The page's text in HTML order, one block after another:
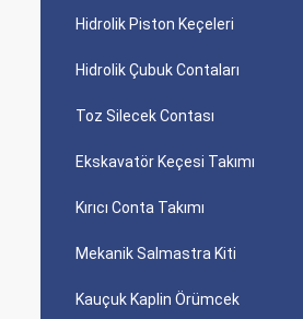
Hidrolik Piston Keçeleri
Hidrolik Çubuk Contaları
Toz Silecek Contası
Ekskavatör Keçesi Takımı
Kırıcı Conta Takımı
Mekanik Salmastra Kiti
Kauçuk Kaplin Örümcek